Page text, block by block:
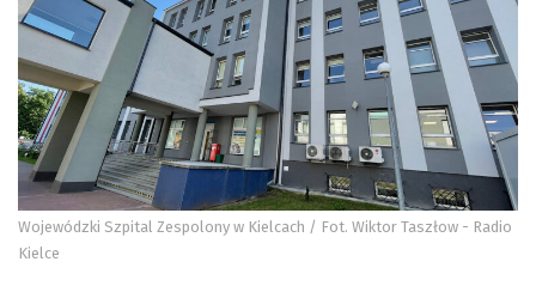
Wojewódzki Szpital Zespolony w Kielcach / Fot. Wiktor Taszłow - Radio
Kielce